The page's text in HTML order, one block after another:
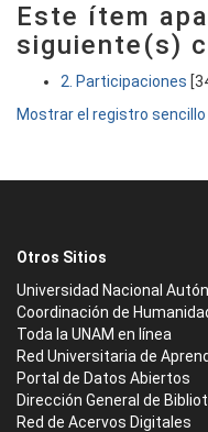
Este ítem
siguiente(s)
2. Participaciones
Mostrar el registro
Otros Sitios
Universidad Nacional
Coordinación de
Toda la UNAM en línea
Red Universitaria de
Portal de Datos Abiertos
Dirección General de
Red de Acervos Digitales